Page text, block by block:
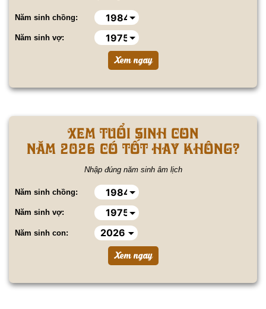
Năm sinh chồng:
Năm sinh vợ:
XEM TUỔI SINH CON
NĂM 2026 CÓ TỐT HAY KHÔNG?
Nhập đúng năm sinh âm lịch
Năm sinh chồng:
Năm sinh vợ:
Năm sinh con: